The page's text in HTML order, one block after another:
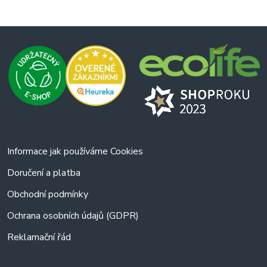
Informace jak používáme Cookies
Doručení a platba
Obchodní podmínky
Ochrana osobních údajů (GDPR)
Reklamační řád